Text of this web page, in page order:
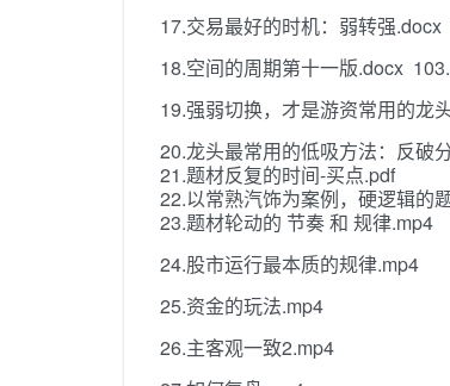
17.交易最好的时机：弱转强
18.空间的周期第十一版.docx
19.强弱切换，才是游资常用的龙
20.龙头最常用的低吸方法：反破
21.题材反复的时间-买点.pdf
22.以常熟汽饰为案例，硬逻辑的
23.题材轮动的 节奏 和 规律.mp4
24.股市运行最本质的规律.mp4
25.资金的玩法.mp4
26.主客观一致2.mp4